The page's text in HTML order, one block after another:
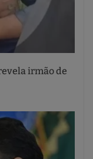
irmão de